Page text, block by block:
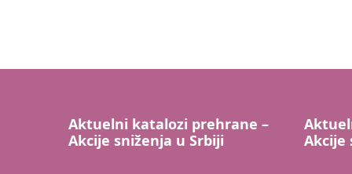
Aktuelni katalozi prehrane –
Akcije sniženja u Srbiji
Akcije